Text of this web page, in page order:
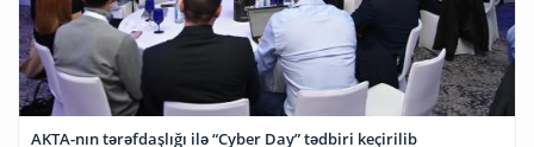
AKTA-nın tərəfdaşlığı ilə “Cyber Day” tədbiri keçirilib